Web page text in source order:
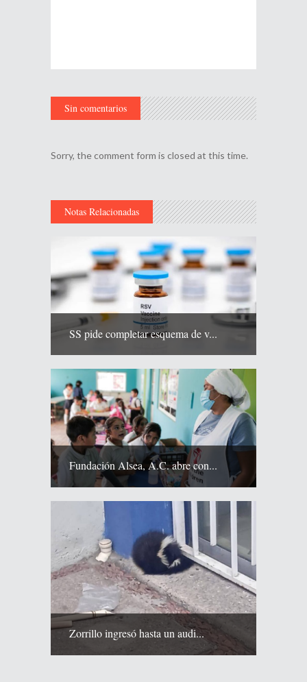
Sin comentarios
Sorry, the comment form is closed at this time.
Notas Relacionadas
SS pide completar esquema de v...
Fundación Alsea, A.C. abre con...
Zorrillo ingresó hasta un audi...